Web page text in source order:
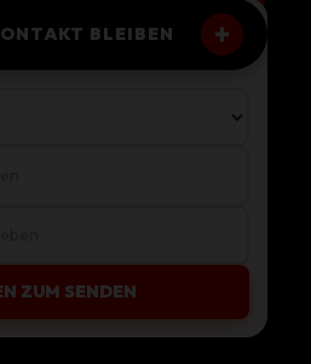
BLEIBEN +
ZUM SENDEN